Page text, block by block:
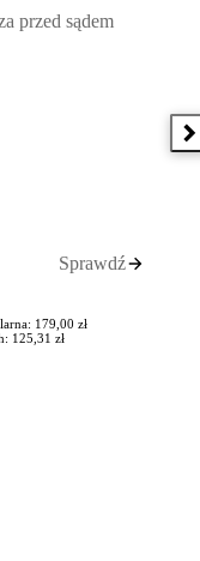
przed sądem
Sprawdź
179,00 zł
125,31 zł